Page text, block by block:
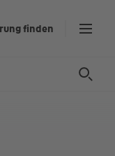
finden